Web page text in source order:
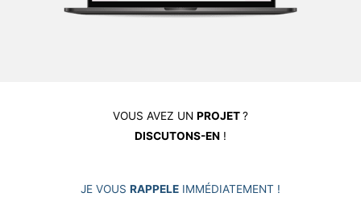
VOUS AVEZ UN PROJET?
DISCUTONS-EN !
JE VOUS RAPPELE IMMÉDIATEMENT !